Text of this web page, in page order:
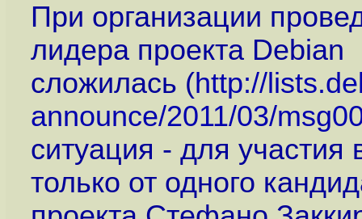
При организации
лидера проекта Debian
сложилась (http://
announce/2011/03/
ситуация - для участия
только от одного